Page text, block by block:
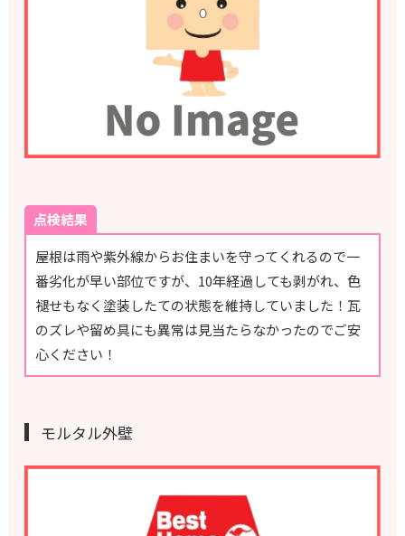
点検結果
屋根は雨や紫外線からお住まいを守ってくれるので一
番劣化が早い部位ですが、10年経過しても剥がれ、色
褪せもなく塗装したての状態を維持していました！瓦
のズレや留め具にも異常は見当たらなかったのでご安
心ください！
モルタル外壁